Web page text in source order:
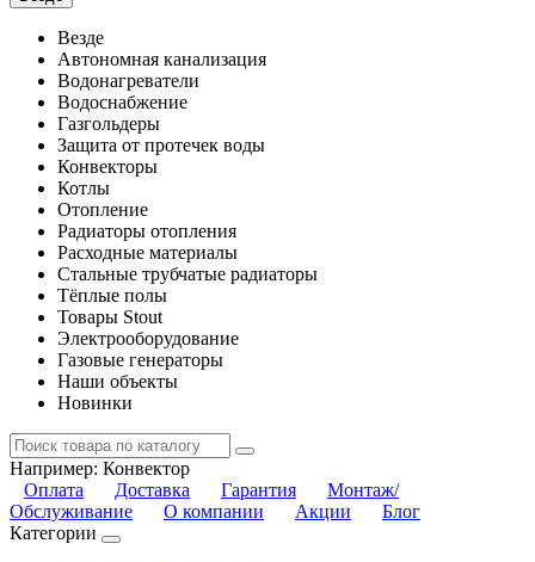
Везде
Автономная канализация
Водонагреватели
Водоснабжение
Газгольдеры
Защита от протечек воды
Конвекторы
Котлы
Отопление
Радиаторы отопления
Расходные материалы
Стальные трубчатые радиаторы
Тёплые полы
Товары Stout
Электрооборудование
Газовые генераторы
Наши объекты
Новинки
Например: Конвектор
Оплата
Доставка Гарантия
Монтаж/
Обслуживание
О компании Акции
Блог
Категории